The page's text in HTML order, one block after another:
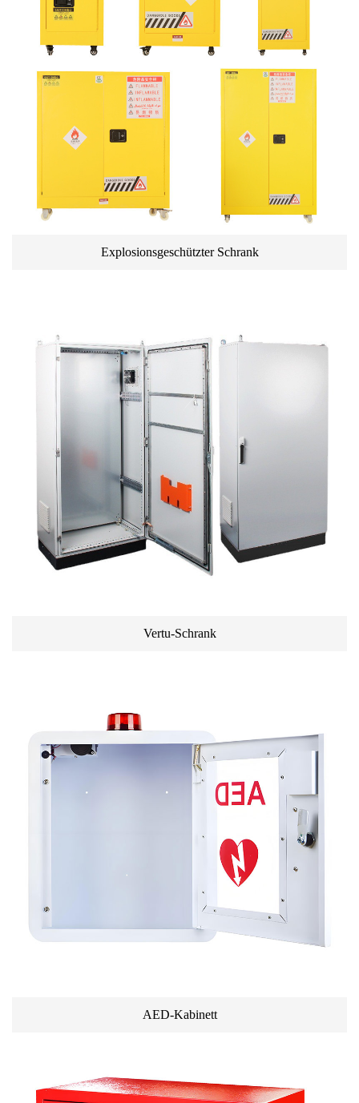
Explosionsgeschützter Schrank
Vertu-Schrank
AED-Kabinett